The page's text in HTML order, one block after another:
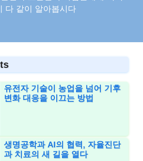
다 같이 알아봅시다
유전자 기술이 농업을 넘어 기후
변화 대응을 이끄는 방법
생명공학과 AI의 협력, 자율진단
과 치료의 새 길을 열다